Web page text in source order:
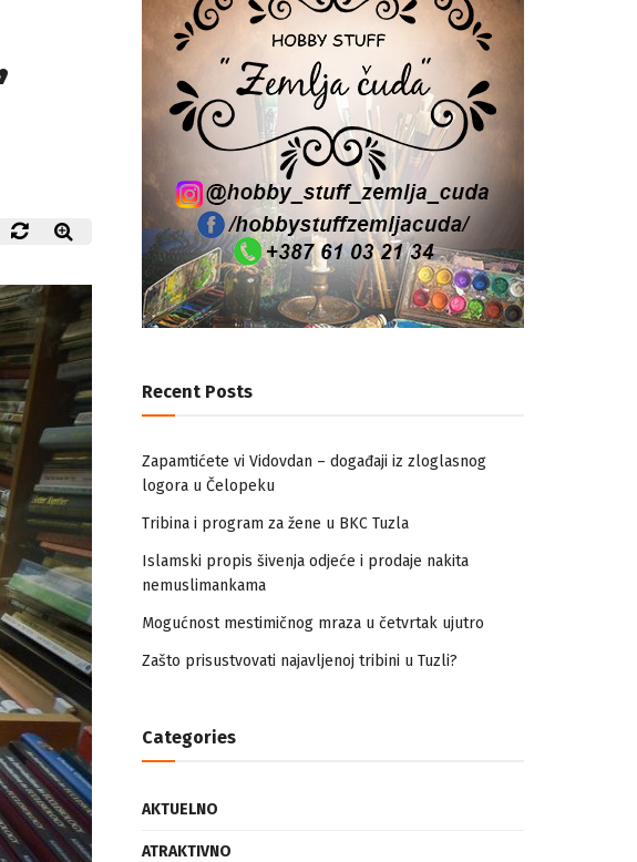
Recent Posts
Zapamtićete vi Vidovdan – događaji iz zloglasnog
logora u Čelopeku
Tribina i program za žene u BKC Tuzla
Islamski propis šivenja odjeće i prodaje nakita
nemuslimankama
Mogućnost mestimičnog mraza u četvrtak ujutro
Zašto prisustvovati najavljenoj tribini u Tuzli?
Categories
AKTUELNO
ATRAKTIVNO